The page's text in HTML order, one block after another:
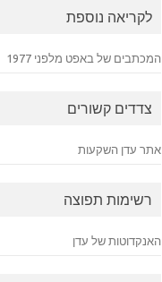
לקריאה נוספת
המכתבים של באפט מלפני 1977
צדדים קשורים
אתר עדן השקעות
רשימות תפוצה
האנקדוטות של עדן